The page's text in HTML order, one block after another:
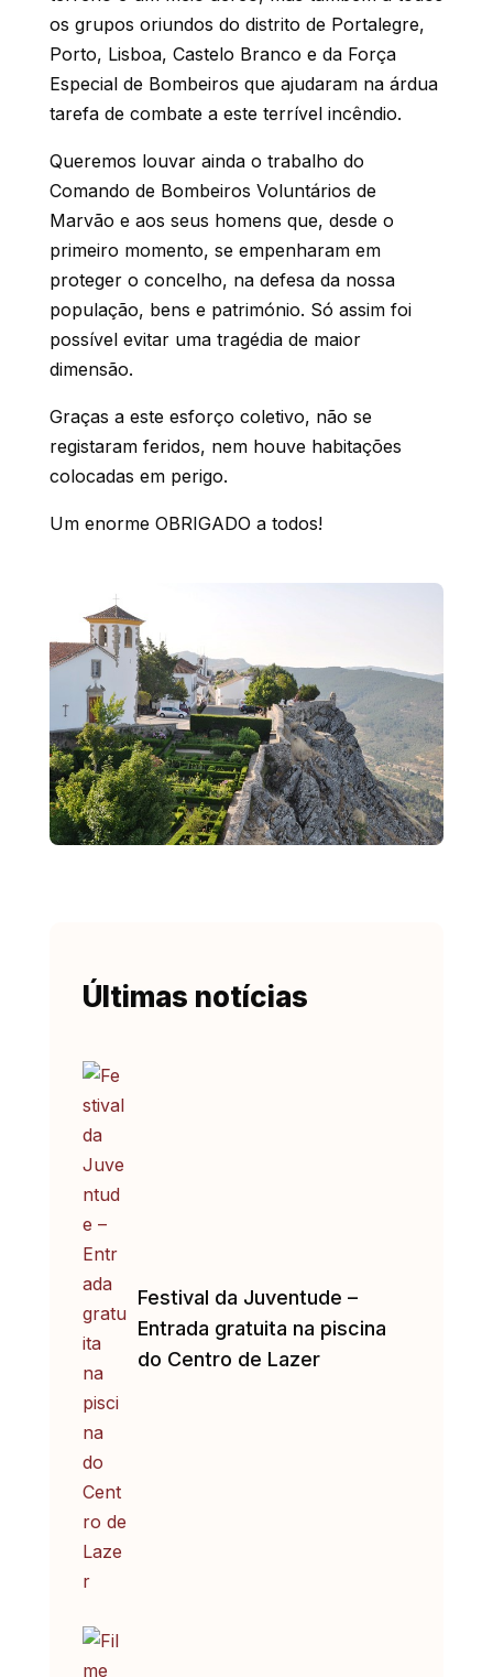
os grupos oriundos do distrito de Portalegre,
Porto, Lisboa, Castelo Branco e da Força
Especial de Bombeiros que ajudaram na árdua
tarefa de combate a este terrível incêndio.
Queremos louvar ainda o trabalho do
Comando de Bombeiros Voluntários de
Marvão e aos seus homens que, desde o
primeiro momento, se empenharam em
proteger o concelho, na defesa da nossa
população, bens e património. Só assim foi
possível evitar uma tragédia de maior
dimensão.
Graças a este esforço coletivo, não se
registaram feridos, nem houve habitações
colocadas em perigo.
Um enorme OBRIGADO a todos!
Últimas notícias
Festival da Juventude –
Entrada gratuita na piscina
do Centro de Lazer